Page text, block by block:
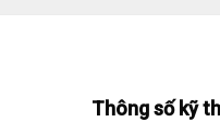
Thông số kỹ